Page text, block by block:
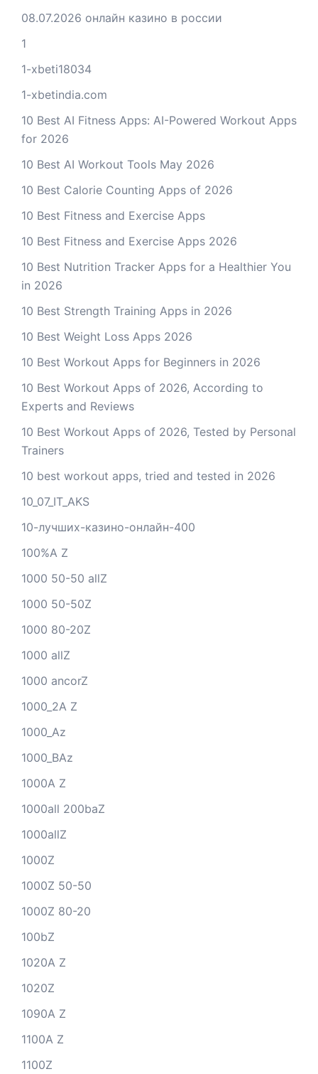
08.07.2026 онлайн казино в россии
1
1-xbeti18034
1-xbetindia.com
10 Best AI Fitness Apps: AI-Powered Workout Apps
for 2026
10 Best AI Workout Tools May 2026
10 Best Calorie Counting Apps of 2026
10 Best Fitness and Exercise Apps
10 Best Fitness and Exercise Apps 2026
10 Best Nutrition Tracker Apps for a Healthier You
in 2026
10 Best Strength Training Apps in 2026
10 Best Weight Loss Apps 2026
10 Best Workout Apps for Beginners in 2026
10 Best Workout Apps of 2026, According to
Experts and Reviews
10 Best Workout Apps of 2026, Tested by Personal
Trainers
10 best workout apps, tried and tested in 2026
10_07_IT_AKS
10-лучших-казино-онлайн-400
100%A Z
1000 50-50 allZ
1000 50-50Z
1000 80-20Z
1000 allZ
1000 ancorZ
1000_2A Z
1000_Az
1000_BAz
1000A Z
1000all 200baZ
1000allZ
1000Z
1000Z 50-50
1000Z 80-20
100bZ
1020A Z
1020Z
1090A Z
1100A Z
1100Z